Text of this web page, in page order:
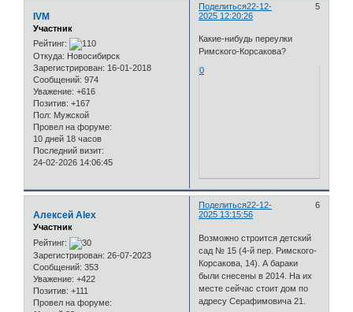
Поделиться 5
22-12-
2025 12:20:26
IVM
Участник
Рейтинг:
Откуда: Новосибирск
Зарегистрирован: 16-01-2018
Сообщений: 974
Уважение: +616
Позитив: +167
Пол: Мужской
Провел на форуме:
10 дней 18 часов
Последний визит:
24-02-2026 14:06:45
Какие-нибудь переулки
Римского-Корсакова?
0
Поделиться 6
22-12-
2025 13:15:56
Алексей Alex
Участник
Рейтинг:
Зарегистрирован: 26-07-2023
Сообщений: 353
Уважение: +422
Позитив: +111
Провел на форуме:
Возможно строится детский
сад № 15 (4-й пер. Римского-
Корсакова, 14). А бараки
были снесены в 2014. На их
месте сейчас стоит дом по
адресу Серафимовича 21.